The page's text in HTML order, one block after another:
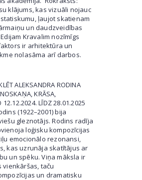
klājums, kas vizuāli nojauc
ļaujot skatienam
un daudzveidības
Kravalim nozīmīgs
ir arhitektūra un
nolasāma arī darbos.
ALEKSANDRA RODINA
KRĀSA,
12.12.2024. LĪDZ 28.01.2025
(1922–2001) bija
gleznotājs. Rodins radīja
loģisku kompozīcijas
emocionālo rezonansi,
kas uzrunāja skatītājus ar
un spēku. Viņa māksla ir
vienkāršas, taču
un dramatisku